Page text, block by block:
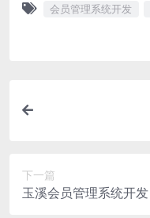
会员管理系统开发
下一篇
玉溪会员管理系统开发